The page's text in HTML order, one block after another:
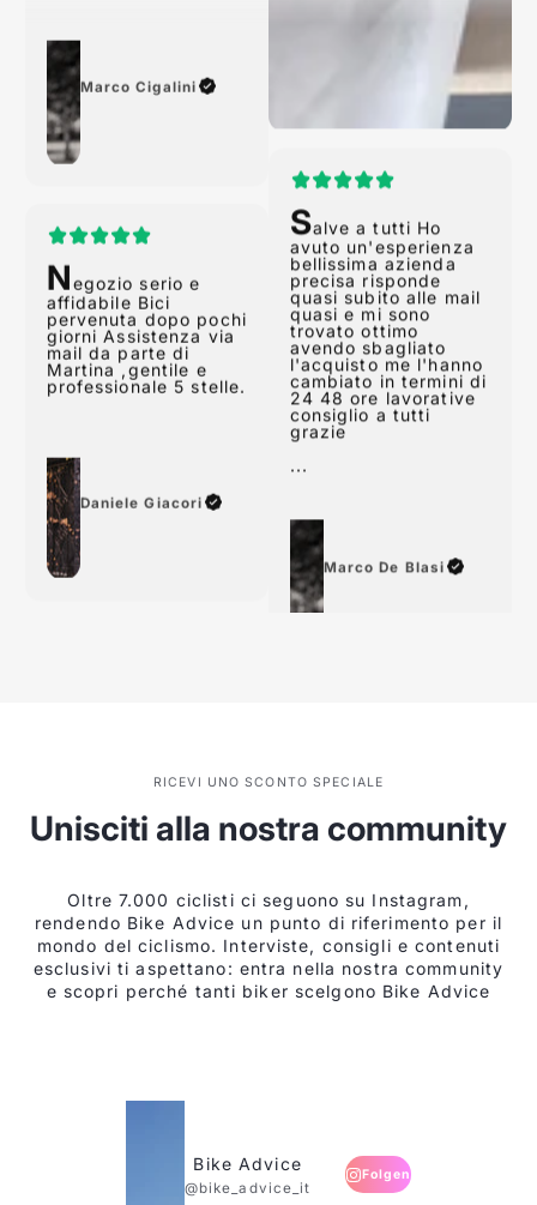
Marco Cigalini
Negozio serio e
affidabile Bici
pervenuta dopo pochi
giorni Assistenza via
mail da parte di
Martina ,gentile e
professionale 5 stelle.
Daniele Giacori
Salve a tutti Ho
avuto un'esperienza
bellissima azienda
precisa risponde
quasi subito alle mail
quasi e mi sono
trovato ottimo
avendo sbagliato
l'acquisto me l'hanno
cambiato in termini di
24 48 ore lavorative
grazie
Marco De Blasi
RICEVI UNO SCONTO SPECIALE
Unisciti alla nostra community
Oltre 7.000 ciclisti ci seguono su Instagram,
rendendo Bike Advice un punto di riferimento per il
mondo del ciclismo. Interviste, consigli e contenuti
esclusivi ti aspettano: entra nella nostra community
e scopri perché tanti biker scelgono Bike Advice
Bike Advice
@bike_advice_it
Folgen